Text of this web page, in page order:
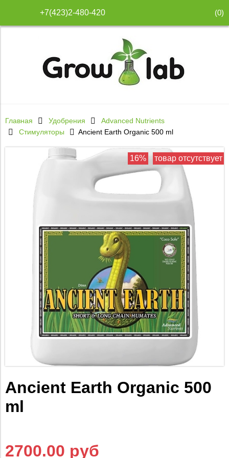
+7(423)2-480-420 (0)
Главная Удобрения
Advanced Nutrients
Стимуляторы
Ancient Earth Organic 500 ml
16% товар отсутствует
Ancient Earth Organic 500
ml
2700.00 руб